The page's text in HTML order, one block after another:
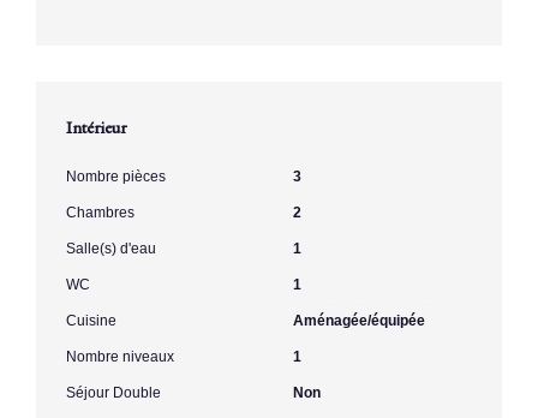
Intérieur
Nombre pièces 3
Chambres 2
Salle(s) d'eau 1
WC 1
Cuisine Aménagée/équipée
Nombre niveaux 1
Séjour Double Non